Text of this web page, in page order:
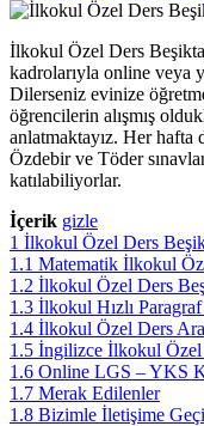
İlkokul Özel Ders
kadrolarıyla online veya
Dilerseniz evinize
öğrencilerin alışmış
anlatmaktayız. Her hafta
Özdebir ve Töder
katılabiliyorlar.
İçerik gizle
1 İlkokul Özel Ders
1.1 Matematik İlkokul
1.2 İlkokul Özel Ders
1.3 İlkokul Hızlı
1.4 İlkokul Özel Ders
1.5 İngilizce İlkokul Özel
1.6 Online LGS – YKS
1.7 Merak Edilenler
1.8 Bizimle İletişime